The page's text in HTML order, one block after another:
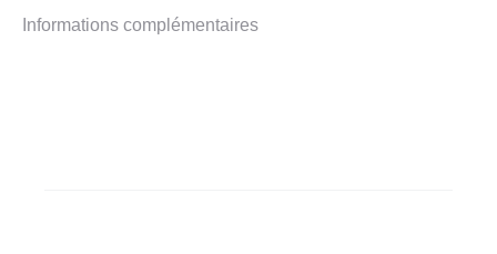
Informations complémentaires